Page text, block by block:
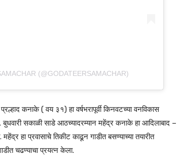
(@GODATEERSAMACHAR)
कनाके ( वय ३१) हा वर्षभरापूर्वी किनवटच्या वनविकास
बुधवारी सकाळी साडे आठच्यादरम्यान महेंद्र कनाके हा आदिलाबाद –
हा प्रवासाचे तिकीट काढून गाडीत बसण्याच्या तयारीत
चढण्याचा प्रयत्न केला.